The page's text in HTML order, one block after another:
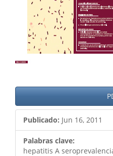
Publicado: Jun 16, 2011
Palabras clave:
hepatitis A